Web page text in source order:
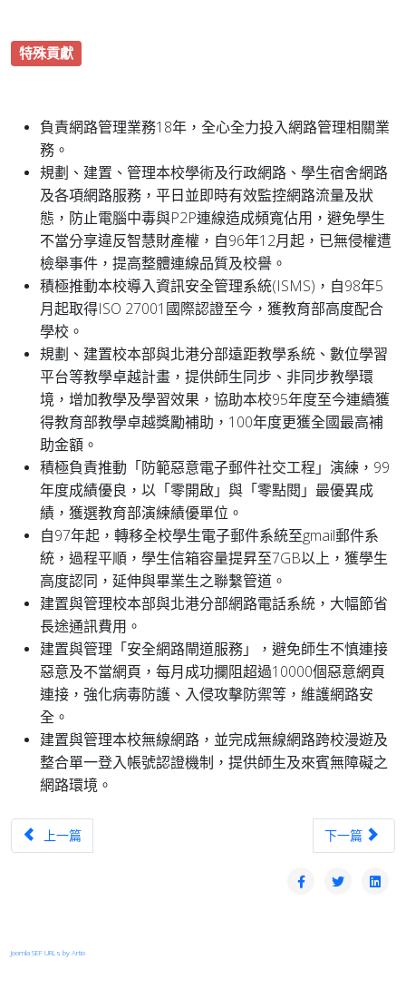
特殊貢獻
負責網路管理業務18年，全心全力投入網路管理相關業
務。
規劃、建置、管理本校學術及行政網路、學生宿舍網路
及各項網路服務，平日並即時有效監控網路流量及狀
態，防止電腦中毒與P2P連線造成頻寬佔用，避免學生
不當分享違反智慧財產權，自96年12月起，已無侵權遭
檢舉事件，提高整體連線品質及校譽。
積極推動本校導入資訊安全管理系統(ISMS)，自98年5
月起取得ISO 27001國際認證至今，獲教育部高度配合
學校。
規劃、建置校本部與北港分部遠距教學系統、數位學習
平台等教學卓越計畫，提供師生同步、非同步教學環
境，增加教學及學習效果，協助本校95年度至今連續獲
得教育部教學卓越獎勵補助，100年度更獲全國最高補
助金額。
積極負責推動「防範惡意電子郵件社交工程」演練，99
年度成績優良，以「零開啟」與「零點閱」最優異成
績，獲選教育部演練績優單位。
自97年起，轉移全校學生電子郵件系統至gmail郵件系
統，過程平順，學生信箱容量提昇至7GB以上，獲學生
高度認同，延伸與畢業生之聯繫管道。
建置與管理校本部與北港分部網路電話系統，大幅節省
長途通訊費用。
建置與管理「安全網路閘道服務」，避免師生不慎連接
惡意及不當網頁，每月成功攔阻超過10000個惡意網頁
連接，強化病毒防護、入侵攻擊防禦等，維護網路安
全。
建置與管理本校無線網路，並完成無線網路跨校漫遊及
整合單一登入帳號認證機制，提供師生及來賓無障礙之
網路環境。
上一篇文章：TANet台中區域網路中心優良網路管理人員-邱仁成
上一篇 下一篇文章：
下一篇
Joomla SEF URLs by Artio